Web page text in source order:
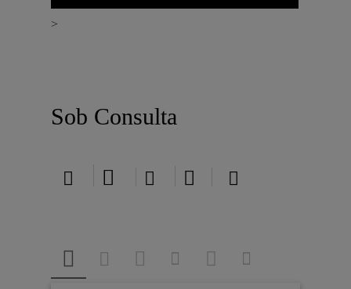
>
Sob Consulta
    